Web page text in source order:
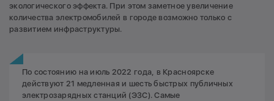
экологического эффекта. При этом заметное увеличение
количества электромобилей в городе возможно только с
развитием инфраструктуры.
По состоянию на июль 2022 года, в Красноярске
действуют 21 медленная и шесть быстрых публичных
электрозарядных станций (ЭЗС). Cамые